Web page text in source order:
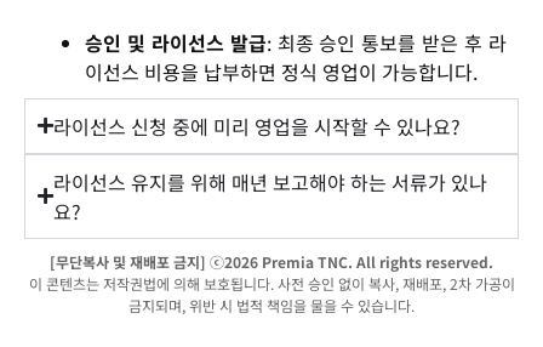
승인 및 라이선스 발급: 최종 승인 통보를 받은 후 라
이선스 비용을 납부하면 정식 영업이 가능합니다.
라이선스 신청 중에 미리 영업을 시작할 수 있나요?
라이선스 유지를 위해 매년 보고해야 하는 서류가 있나
요?
[무단복사 및 재배포 금지] ⓒ2026 Premia TNC. All rights reserved.
이 콘텐츠는 저작권법에 의해 보호됩니다. 사전 승인 없이 복사, 재배포, 2차 가공이
금지되며, 위반 시 법적 책임을 물을 수 있습니다.